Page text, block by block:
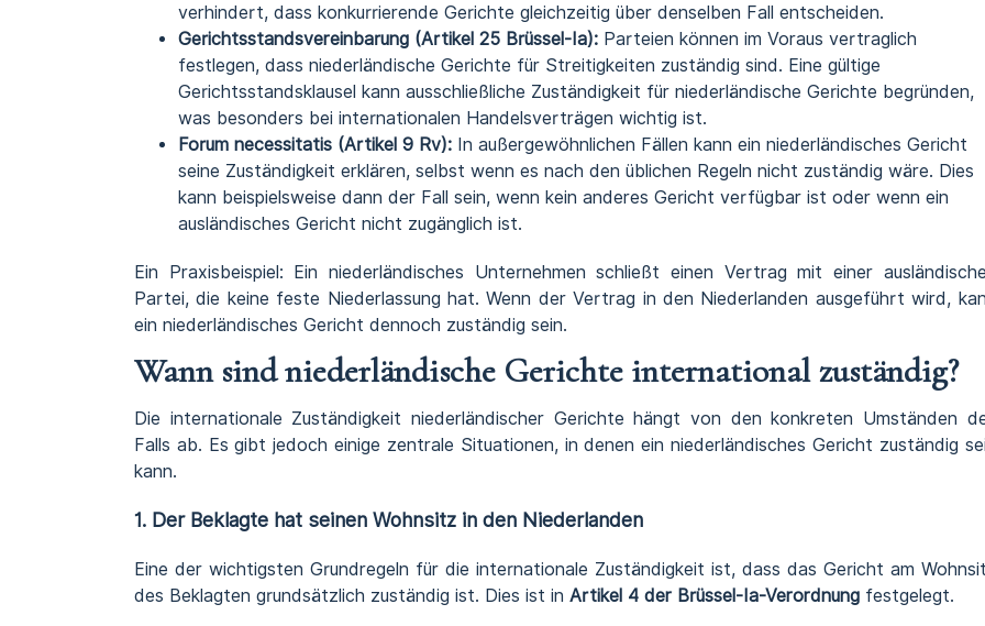
verhindert, dass konkurrierende Gerichte gleichzeitig über denselben Fall entscheiden.
Gerichtsstandsvereinbarung (Artikel 25 Brüssel-Ia): Parteien können im Voraus vertraglich
festlegen, dass niederländische Gerichte für Streitigkeiten zuständig sind. Eine gültige
Gerichtsstandsklausel kann ausschließliche Zuständigkeit für niederländische Gerichte begründen,
was besonders bei internationalen Handelsverträgen wichtig ist.
Forum necessitatis (Artikel 9 Rv): In außergewöhnlichen Fällen kann ein niederländisches Gericht
seine Zuständigkeit erklären, selbst wenn es nach den üblichen Regeln nicht zuständig wäre. Dies
kann beispielsweise dann der Fall sein, wenn kein anderes Gericht verfügbar ist oder wenn ein
ausländisches Gericht nicht zugänglich ist.
Ein Praxisbeispiel: Ein niederländisches Unternehmen schließt einen Vertrag mit einer
Partei, die keine feste Niederlassung hat. Wenn der Vertrag in den Niederlanden ausgeführt wird,
ein niederländisches Gericht dennoch zuständig sein.
Wann sind niederländische Gerichte international zuständig?
Die internationale Zuständigkeit niederländischer Gerichte hängt von den konkreten Umständen
Falls ab. Es gibt jedoch einige zentrale Situationen, in denen ein niederländisches Gericht zuständig
kann.
1. Der Beklagte hat seinen Wohnsitz in den Niederlanden
Eine der wichtigsten Grundregeln für die internationale Zuständigkeit ist, dass das Gericht am
des Beklagten grundsätzlich zuständig ist. Dies ist in Artikel 4 der Brüssel-Ia-Verordnung festgelegt.